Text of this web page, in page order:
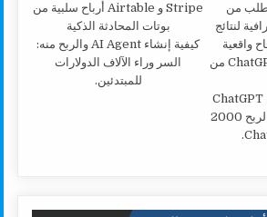
أفضل طرق الربح من ChatGPT
للمبتدئين دليل شامل لربح 2000
كيفية إنشاء AI Agent والربح منه:
السر وراء الآلاف الدولارات
للمبتدئين.